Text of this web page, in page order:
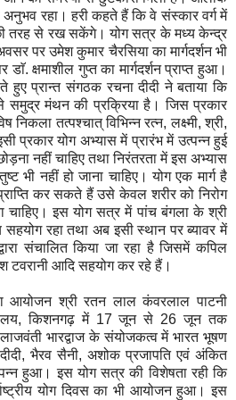
रहा। हरी कहते हैं कि वे संस्कार वर्ग में
तरह से रख सकेंगे। योग सत्र के मध्य केन्द्र
पर उमेश कुमार चैरसिया का मार्गदर्शन भी
क्षमाशील गुप्त का मार्गदर्शन प्राप्त हुआ।
हुए प्रान्त संगठक रचना दीदी ने बताया कि
समुद्र मंथन की प्रक्रिया है। जिस प्रकार
तत्पश्चात् विभिन्न रत्न, लक्ष्मी, श्री,
प्रकार योग अभ्यास में प्रारंभ में उत्पन्न हुई
नहीं चाहिए तथा निरंतरता में इस अभ्यास
भी नहीं हो जाना चाहिए। योग एक मार्ग है
कर सकते हैं उसे केवल शरीर को निरोग
चाहिए। इस योग सत्र में पांच बंगला के श्री
रहा तथा अब इसी स्थान पर ब्यावर में
संचालित किया जा रहा है जिसमें कपिल
टवरानी आदि सहयोग कर रहे हैं।
आयोजन श्री रतन लाल कंवरलाल पाटनी
किशनगढ़ में 17 जून से 26 जून तक
भारद्वाज के संयोजकत्व में भारत भूषण
दीदी, भैरव सैनी, अशोक प्रजापति एवं अंकित
हुआ। इस योग सत्र की विशेषता रही कि
योग दिवस का भी आयोजन हुआ। इस